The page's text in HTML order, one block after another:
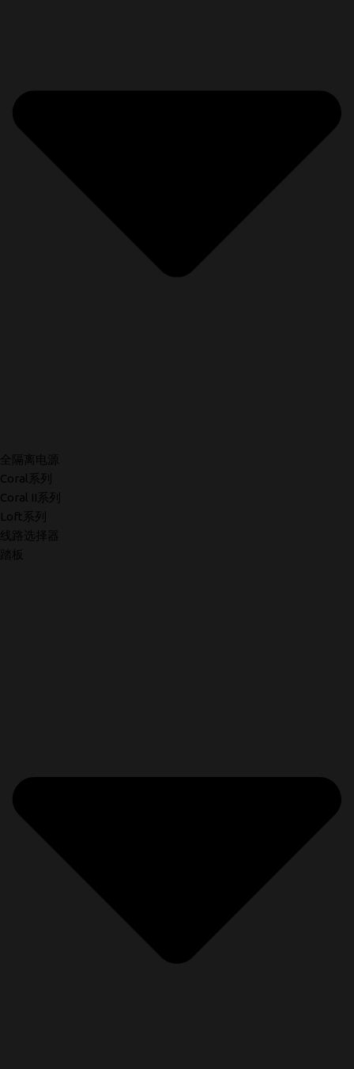
全隔离电源
Coral系列
Coral II系列
Loft系列
线路选择器
踏板